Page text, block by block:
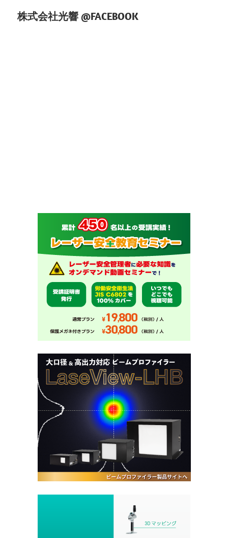
株式会社光響 @FACEBOOK